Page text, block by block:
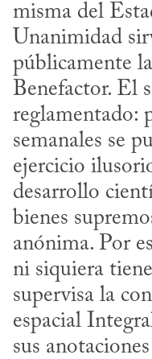
misma del
Unanimidad
públicamente
Benefactor. El
reglamentado:
semanales se
ejercicio
desarrollo
bienes
anónima. Por
ni siquiera
supervisa la
espacial
sus